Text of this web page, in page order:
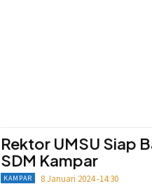
Rektor UMSU Siap
SDM Kampar
KAMPAR 8 Januari 2024 -14:30